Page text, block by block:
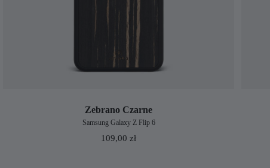
Zebrano Czarne
Samsung Galaxy Z Flip 6
109,00zł